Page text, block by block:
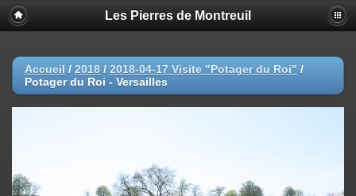
Les Pierres de Montreuil
Accueil / 2018 / 2018-04-17 Visite "Potager du Roi" /
Potager du Roi - Versailles